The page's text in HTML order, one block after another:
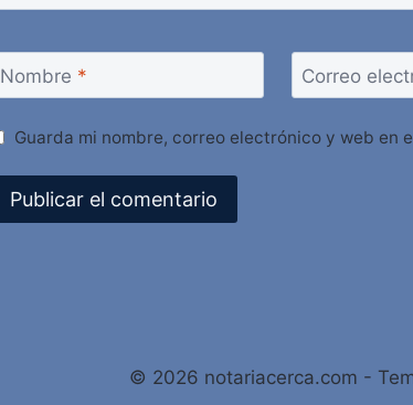
Nombre * Correo
Guarda mi nombre, correo electrónico y web en
© 2026 notariacerca.com -